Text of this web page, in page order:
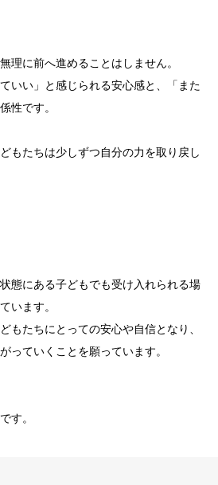
理に前へ進めることはしません。
いい」と感じられる安心感と、「また
性です。
もたちは少しずつ自分の力を取り戻し
態にある子どもでも受け入れられる場
います。
もたちにとっての安心や自信となり、
っていくことを願っています。
す。